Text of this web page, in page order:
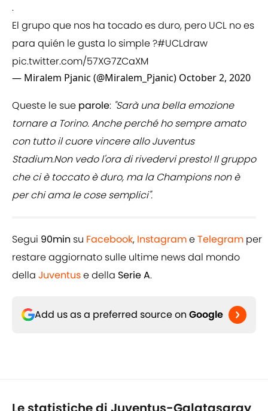
.
El grupo que nos ha tocado es duro, pero UCL no es
para quién le gusta lo simple ?#UCLdraw
pic.twitter.com/57XG7ZCaXM
— Miralem Pjanic (@Miralem_Pjanic) October 2, 2020
Queste le sue parole: "Sarà una bella emozione
tornare a Torino. Anche perché ho sempre amato
con tutto il cuore vincere allo Juventus
Stadium.Non vedo l'ora di rivedervi presto! Il gruppo
che ci è toccato è duro, ma la Champions non è
per chi ama le cose semplici".
Segui 90min su Facebook, InstagrameTelegram per
restare aggiornato sulle ultime news dal mondo
della Juventuse della Serie A.
Add us as a preferred source on Google